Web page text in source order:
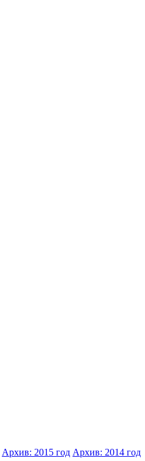
Архив: 2015 год Архив: 2014 год